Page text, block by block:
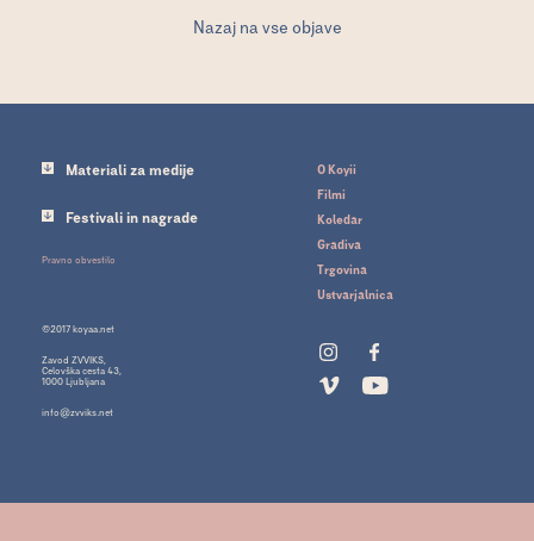
Nazaj na vse objave
Materiali za medije
Festivali in nagrade
Pravno obvestilo
O Koyii
Filmi
Koledar
Gradiva
Trgovina
Ustvarjalnica
©2017 koyaa.net
Zavod ZVVIKS,
Celovška cesta 43,
1000 Ljubljana
info@zvviks.net